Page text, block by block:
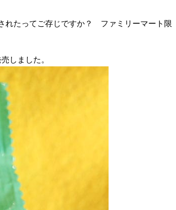
れたってご存じですか？ ファミリーマート限
しました。